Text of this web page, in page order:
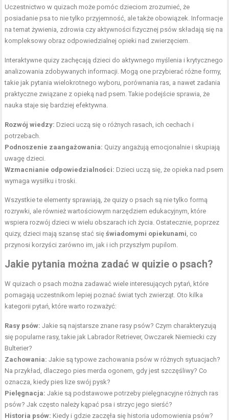
Uczestnictwo w quizach może pomóc dzieciom zrozumieć, że
posiadanie psa to nie tylko przyjemność, ale także obowiązek. Informacje
na temat żywienia, zdrowia czy aktywności fizycznej psów składają się na
kompleksowy obraz odpowiedzialnej opieki nad zwierzęciem.
Interaktywne quizy zachęcają dzieci do aktywnego myślenia i krytycznego
analizowania zdobywanych informacji. Mogą one przybierać różne formy,
takie jak pytania wielokrotnego wyboru, porównania ras, a nawet zadania
praktyczne związane z opieką nad psem. Takie podejście sprawia, że
nauka staje się bardziej efektywna.
Rozwój wiedzy: Dzieci uczą się o różnych rasach, ich cechach i
potrzebach.
Podnoszenie zaangażowania: Quizy angażują emocjonalnie i skupiają
uwagę dzieci.
Wzmacnianie odpowiedzialności: Dzieci uczą się, że opieka nad psem
wymaga wysiłku i troski.
Wszystkie te elementy sprawiają, że quizy o psach są nie tylko formą
rozrywki, ale również wartościowym narzędziem edukacyjnym, które
wspiera rozwój dzieci w wielu obszarach ich życia. Ostatecznie, poprzez
quizy, dzieci mają szansę stać sięświadomymi opiekunami , co
przynosi korzyści zarówno im, jak i ich przyszłym pupilom.
Jakie pytania można zadać w quizie o psach?
W quizach o psach można zadawać wiele interesujących pytań, które
pomagają uczestnikom lepiej poznać świat tych zwierząt. Oto kilka
kategorii pytań, które warto rozważyć:
Rasy psów: Jakie są najstarsze znane rasy psów? Czym charakteryzują
się popularne rasy, takie jak Labrador Retriever, Owczarek Niemiecki czy
Bulterier?
Zachowania: Jakie są typowe zachowania psów w różnych sytuacjach?
Na przykład, dlaczego pies merda ogonem, gdy jest szczęśliwy? Co
oznacza, kiedy pies lize swój pysk?
Pielęgnacja: Jakie są podstawowe potrzeby pielęgnacyjne różnych ras
psów? Jak często należy kąpać psa i strzyc jego sierść?
Historia psów: Kiedy i gdzie zaczęła się historia udomowienia psów?